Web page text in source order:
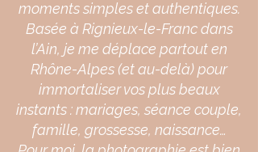
moments simples et authentiques.
Basée à Rignieux-le-Franc dans
l’Ain, je me déplace partout en
Rhône-Alpes (et au-delà) pour
immortaliser vos plus beaux
instants : mariages, séance couple,
famille, grossesse, naissance…